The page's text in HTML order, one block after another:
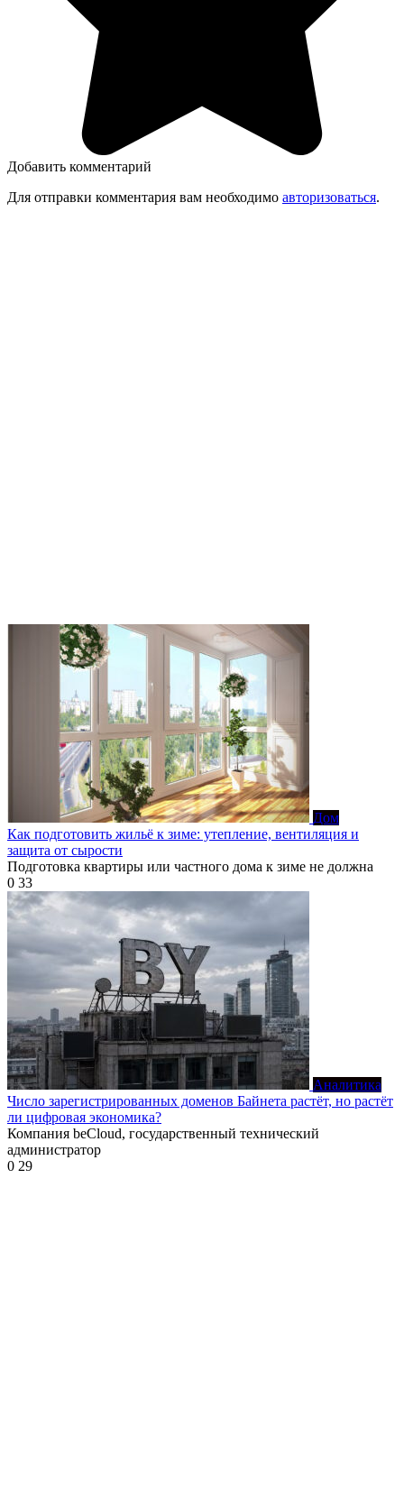
Добавить комментарий
Для отправки комментария вам необходимо авторизоваться.
Дом
Как подготовить жильё к зиме: утепление, вентиляция и
защита от сырости
Подготовка квартиры или частного дома к зиме не должна
0 33
Аналитика
Число зарегистрированных доменов Байнета растёт, но растёт
ли цифровая экономика?
Компания beCloud, государственный технический
администратор
0 29